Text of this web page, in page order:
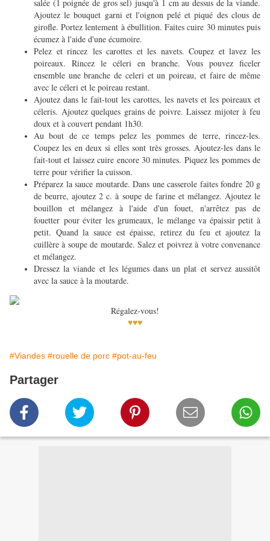
salée (1 poignée de gros sel) jusqu'à 1 cm au dessus de la viande.
Ajoutez le bouquet garni et l'oignon pelé et piqué des clous de
girofle. Portez lentement à ébullition. Faites cuire 30 minutes puis
écumez à l'aide d'une écumoire.
Pelez et rincez les carottes et les navets. Coupez et lavez les
poireaux. Rincez le céleri en branche. Vous pouvez ficeler
ensemble une branche de celeri et un poireau, et faire de même
avec le céleri et le poireau restant.
Ajoutez dans le fait-tout les carottes, les navets et les poireaux et
céleris. Ajoutez quelques grains de poivre. Laissez mijoter à feu
doux et à couvert pendant 1h30.
Au bout de ce temps pelez les pommes de terre, rincez-les.
Coupez les en deux si elles sont très grosses. Ajoutez-les dans le
fait-tout et laissez cuire encore 30 minutes. Piquez les pommes de
terre pour vérifier la cuisson.
Préparez la sauce moutarde. Dans une casserole faites fondre 20 g
de beurre, ajoutez 2 c. à soupe de farine et mélangez. Ajoutez le
bouillon et mélangez à l'aide d'un fouet, n'arrêtez pas de
fouetter pour éviter les grumeaux, le mélange va épaissir petit à
petit. Quand la sauce est épaisse, retirez du feu et ajoutez la
cuillère à soupe de moutarde. Salez et poivrez à votre convenance
et mélangez.
Dressez la viande et les légumes dans un plat et servez aussitôt
avec la sauce à la moutarde.
Régalez-vous!
♥♥♥
#Viandes #rouelle de porc #pot-au-feu
Partager